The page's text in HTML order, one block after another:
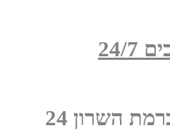
שירותי פורץ רכבים 24/7
✅ פורץ רכבים ברמת השרון 24